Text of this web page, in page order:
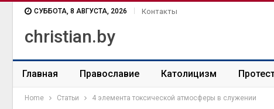
СУББОТА, 8 АВГУСТА, 2026 Контакты
christian.by
Главная Православие Католицизм
Home Статьи 4 элемента токсической атмосферы в служении